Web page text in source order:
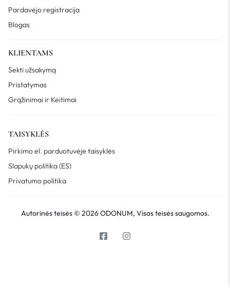
Pardavėjo registracija
Blogas
KLIENTAMS
Sekti užsakymą
Pristatymas
Grąžinimai ir Keitimai
TAISYKLĖS
Pirkimo el. parduotuvėje taisyklės
Slapukų politika (ES)
Privatumo politika
Autorinės teisės © 2026 ODONUM, Visos teisės saugomos.